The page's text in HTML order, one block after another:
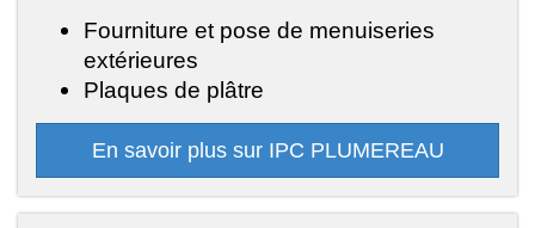
Fourniture et pose de menuiseries
extérieures
Plaques de plâtre
En savoir plus sur IPC PLUMEREAU